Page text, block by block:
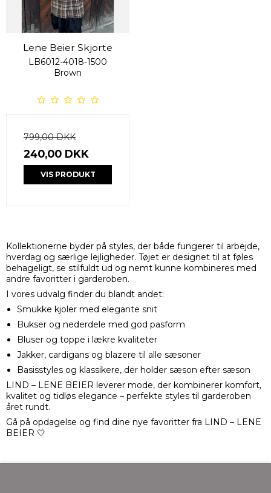
Lene Beier Skjorte
LB6012-4018-1500
Brown
799,00 DKK
240,00 DKK
VIS PRODUKT
Kollektionerne byder på styles, der både fungerer til arbejde,
hverdag og særlige lejligheder. Tøjet er designet til at føles
behageligt, se stilfuldt ud og nemt kunne kombineres med
andre favoritter i garderoben.
I vores udvalg finder du blandt andet:
Smukke kjoler med elegante snit
Bukser og nederdele med god pasform
Bluser og toppe i lækre kvaliteter
Jakker, cardigans og blazere til alle sæsoner
Basisstyles og klassikere, der holder sæson efter sæson
LIND – LENE BEIER leverer mode, der kombinerer komfort,
kvalitet og tidløs elegance – perfekte styles til garderoben
året rundt.
Gå på opdagelse og find dine nye favoritter fra LIND – LENE
BEIER 🤍